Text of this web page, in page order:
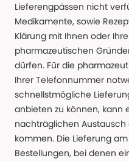
Lieferengpässen nicht
Medikamente, sowie
Klärung mit Ihnen oder
pharmazeutischen
dürfen. Für die
Ihrer Telefonnummer
schnellstmögliche
anbieten zu können, kann
nachträglichen Austausch
kommen. Die Lieferung
Bestellungen, bei denen